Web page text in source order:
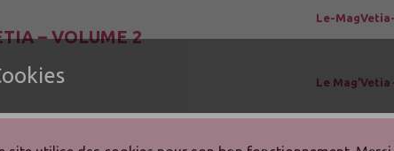
Le-
– VOLUME 2
Le Mag’Vetia